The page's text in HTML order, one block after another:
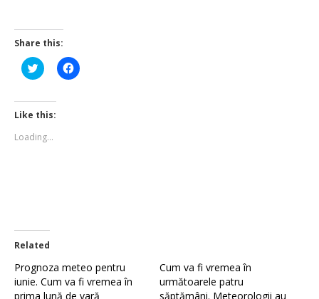
Share this:
Click
to
Twitter
(Opens
in
window)
Click
to
Like this:
Loading...
Related
Prognoza meteo pentru
iunie. Cum va fi vremea în
prima lună de vară
Cum va fi vremea în
următoarele patru
săptămâni. Meteorologii au